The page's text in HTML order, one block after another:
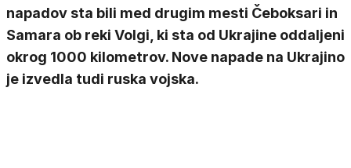
napadov sta bili med drugim mesti Čeboksari in
Samara ob reki Volgi, ki sta od Ukrajine oddaljeni
okrog 1000 kilometrov. Nove napade na Ukrajino
je izvedla tudi ruska vojska.